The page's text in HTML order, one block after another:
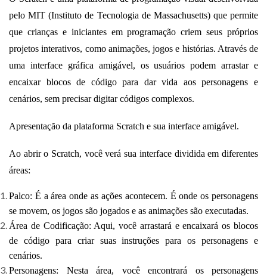
pelo MIT (Instituto de Tecnologia de Massachusetts) que permite
que crianças e iniciantes em programação criem seus próprios
projetos interativos, como animações, jogos e histórias. Através de
uma interface gráfica amigável, os usuários podem arrastar e
encaixar blocos de código para dar vida aos personagens e
cenários, sem precisar digitar códigos complexos.
Apresentação da plataforma Scratch e sua interface amigável.
Ao abrir o Scratch, você verá sua interface dividida em diferentes
áreas:
Palco: É a área onde as ações acontecem. É onde os personagens
se movem, os jogos são jogados e as animações são executadas.
Área de Codificação: Aqui, você arrastará e encaixará os blocos
de código para criar suas instruções para os personagens e
cenários.
Personagens: Nesta área, você encontrará os personagens